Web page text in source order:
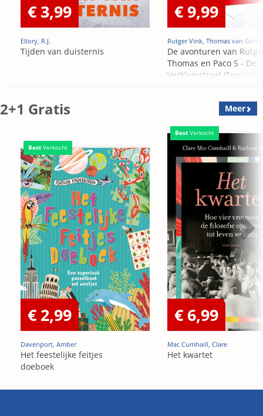
€ 3,99
Ellory, R.J.
Tijden van duisternis
€ 9,99
Rutger Vink, Thomas van
De avonturen van
Thomas en Paco 5 - De
Verkleinstraal (Special
2+1 Gratis Meer
Best Verkocht
€ 2,99
Davenport, Amber
Het feestelijke feitjes
doeboek
Best Verkocht
€ 6,99
Mac Cumhaill, Clare
Het kwartet